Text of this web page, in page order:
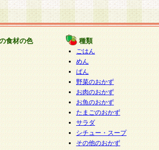
食材の色 種類
ごはん
めん
ぱん
野菜のおかず
お肉のおかず
お魚のおかず
たまごのおかず
サラダ
シチュー・スープ
その他のおかず